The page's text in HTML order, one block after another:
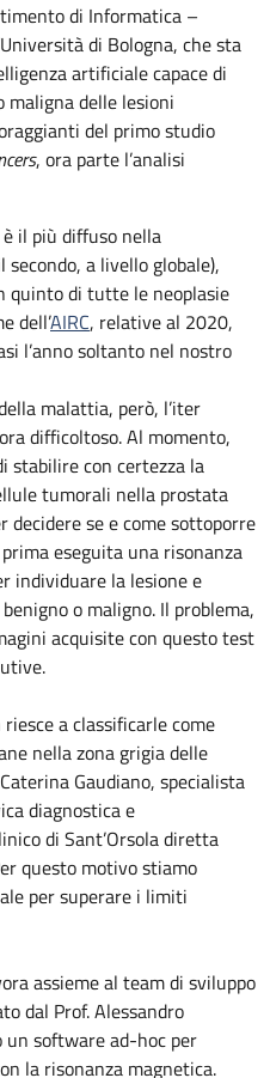
di Informatica –
di Bologna, che sta
artificiale capace di
maligna delle lesioni
del primo studio
, ora parte l’analisi
il più diffuso nella
a livello globale),
quinto di tutte le neoplasie
dell’AIRC, relative al 2020,
l’anno soltanto nel nostro
malattia, però, l’iter
difficoltoso. Al momento,
stabilire con certezza la
tumorali nella prostata
decidere se e come sottoporre
eseguita una risonanza
individuare la lesione e
o maligno. Il problema,
acquisite con questo test
a classificarle come
nella zona grigia delle
Gaudiano, specialista
diagnostica e
di Sant’Orsola diretta
questo motivo stiamo
per superare i limiti
assieme al team di sviluppo
dal Prof. Alessandro
un software ad-hoc per
la risonanza magnetica.